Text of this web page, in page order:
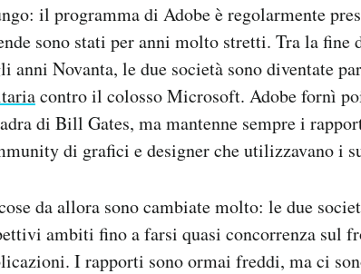
il programma di Adobe è regolarmente
sono stati per anni molto stretti. Tra la fine
anni Novanta, le due società sono diventate
contro il colosso Microsoft. Adobe fornì
di Bill Gates, ma mantenne sempre i
di grafici e designer che utilizzavano i
da allora sono cambiate molto: le due
ambiti fino a farsi quasi concorrenza sul
I rapporti sono ormai freddi, ma ci